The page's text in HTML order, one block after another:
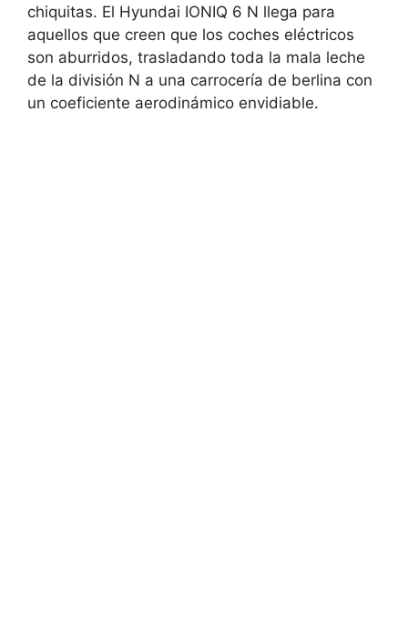
chiquitas. El Hyundai IONIQ 6 N llega para
aquellos que creen que los coches eléctricos
son aburridos, trasladando toda la mala leche
de la división N a una carrocería de berlina con
un coeficiente aerodinámico envidiable.